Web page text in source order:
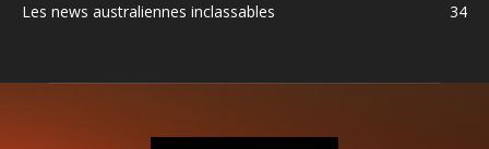
Les news australiennes inclassables
34